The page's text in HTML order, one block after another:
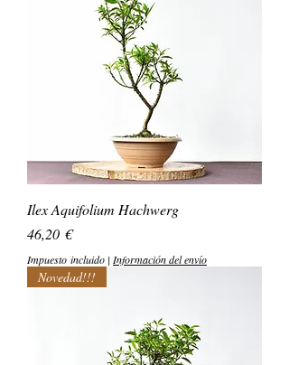
Ilex Aquifolium Hachwerg
Precio
46,20 €
Impuesto incluido | Información del envío
Novedad!!!